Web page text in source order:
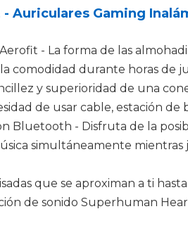
Auriculares Gaming
- La forma de las
comodidad durante horas de
y superioridad de una
de usar cable, estación de
Bluetooth - Disfruta de la
simultáneamente mientras
que se aproximan a ti
de sonido Superhuman